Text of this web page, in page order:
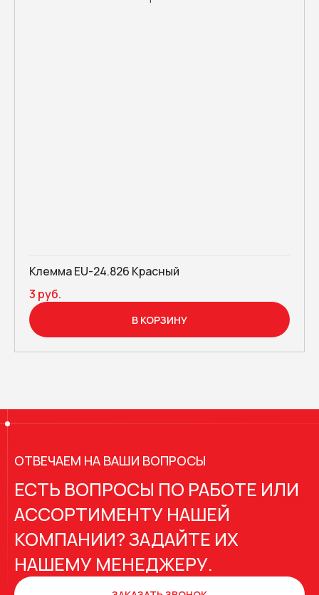
Клемма EU-24.826 Красный
3 руб.
В КОРЗИНУ
ОТВЕЧАЕМ НА ВАШИ ВОПРОСЫ
ЕСТЬ ВОПРОСЫ ПО РАБОТЕ ИЛИ
АССОРТИМЕНТУ НАШЕЙ
КОМПАНИИ? ЗАДАЙТЕ ИХ
НАШЕМУ МЕНЕДЖЕРУ.